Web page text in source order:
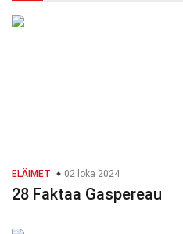
ELÄIMET 02 loka 2024
28 Faktaa Gaspereau